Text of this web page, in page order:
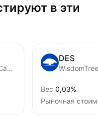
в эти
EA Bridgeway Omni Small-Cap Value ETF
DES
Вес 0,03%
Рыночная